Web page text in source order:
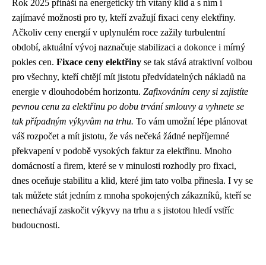
Rok 2025 přináší na energetický trh vítaný klid a s ním i
zajímavé možnosti pro ty, kteří zvažují fixaci ceny elektřiny.
Ačkoliv ceny energií v uplynulém roce zažily turbulentní
období, aktuální vývoj naznačuje stabilizaci a dokonce i mírný
pokles cen. Fixace ceny elektřiny se tak stává atraktivní volbou
pro všechny, kteří chtějí mít jistotu předvídatelných nákladů na
energie v dlouhodobém horizontu. Zafixováním ceny si zajistíte
pevnou cenu za elektřinu po dobu trvání smlouvy a vyhnete se
tak případným výkyvům na trhu. To vám umožní lépe plánovat
váš rozpočet a mít jistotu, že vás nečeká žádné nepříjemné
překvapení v podobě vysokých faktur za elektřinu. Mnoho
domácností a firem, které se v minulosti rozhodly pro fixaci,
dnes oceňuje stabilitu a klid, které jim tato volba přinesla. I vy se
tak můžete stát jedním z mnoha spokojených zákazníků, kteří se
nenechávají zaskočit výkyvy na trhu a s jistotou hledí vstříc
budoucnosti.